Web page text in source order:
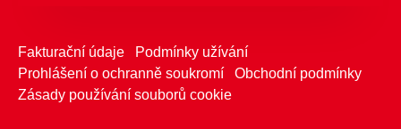
Fakturační údaje
Podmínky užívání
Prohlášení o ochranně soukromí
Obchodní podmínky
Zásady používání souborů cookie